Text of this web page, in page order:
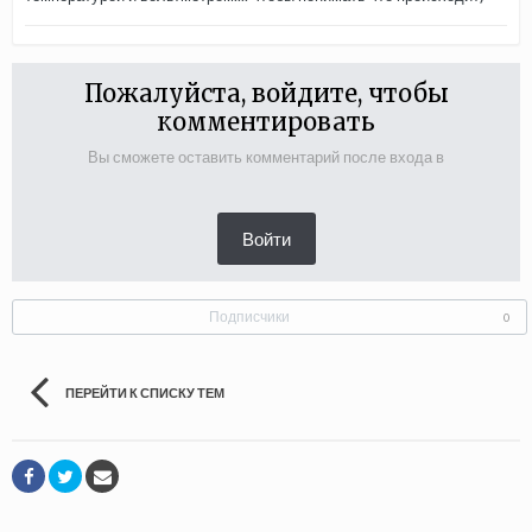
Пожалуйста, войдите, чтобы
комментировать
Вы сможете оставить комментарий после входа в
Войти
Подписчики 0
ПЕРЕЙТИ К СПИСКУ ТЕМ